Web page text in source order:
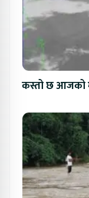
कस्तो छ आजको